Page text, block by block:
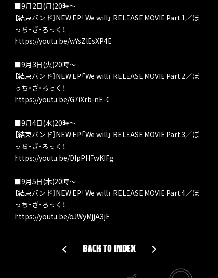
■9月2日(月)20時～
【結束バンド】NEW EP「We will」 RELEASE MOVIE Part.1／ぼ
っち・ざ・ろっく！
https://youtu.be/wYsZlEsXP4E
■9月3日(火)20時～
【結束バンド】NEW EP「We will」 RELEASE MOVIE Part.2／ぼ
っち・ざ・ろっく！
https://youtu.be/G7iXrb-nE-0
■9月4日(水)20時～
【結束バンド】NEW EP「We will」 RELEASE MOVIE Part.3／ぼ
っち・ざ・ろっく！
https://youtu.be/DIpPHFwKIFg
■9月5日(木)20時～
【結束バンド】NEW EP「We will」 RELEASE MOVIE Part.4／ぼ
っち・ざ・ろっく！
https://youtu.be/oJWyMjjA3jE
BACK TO INDEX